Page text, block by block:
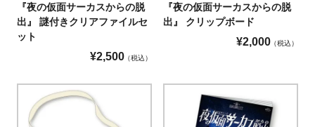
『夜の仮面サーカスからの脱
出』 謎付きクリアファイルセ
ット
¥2,500 税込
『夜の仮面サーカスからの脱
出』 クリップボード
¥2,000 税込